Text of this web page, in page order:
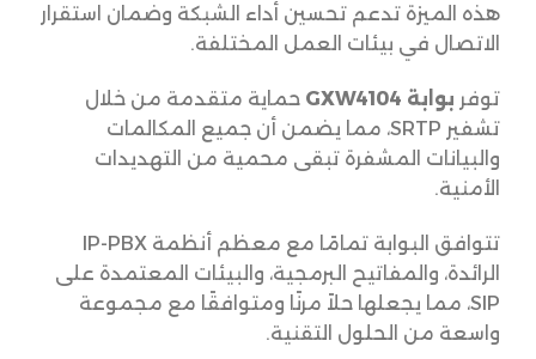
هذه الميزة تدعم تحسين أداء الشبكة وضمان استقرار
الاتصال في بيئات العمل المختلفة.
توفر بوابة GXW4104
حماية متقدمة من خلال
تشفير SRTP، مما يضمن أن جميع المكالمات
والبيانات المشفرة تبقى محمية من التهديدات
الأمنية.
تتوافق البوابة تمامًا مع معظم أنظمة IP-PBX
الرائدة، والمفاتيح البرمجية، والبيئات المعتمدة على
SIP، مما يجعلها حلاً مرنًا ومتوافقًا مع مجموعة
واسعة من الحلول التقنية.